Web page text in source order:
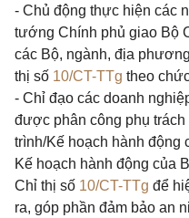
- Chủ động thực hiện các
tướng Chính phủ giao Bộ
các Bộ, ngành, địa
thị số 10/CT-TTg theo
- Chỉ đạo các doanh
được phân công phụ
trình/Kế hoạch hành động
Kế hoạch hành động của
Chỉ thị số 10/CT-TTg để
ra, góp phần đảm bảo an